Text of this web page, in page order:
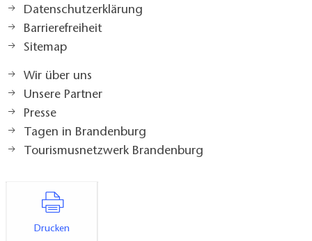
Datenschutzerklärung
Barrierefreiheit
Sitemap
Wir über uns
Unsere Partner
Presse
Tagen in Brandenburg
Tourismusnetzwerk Brandenburg
Drucken